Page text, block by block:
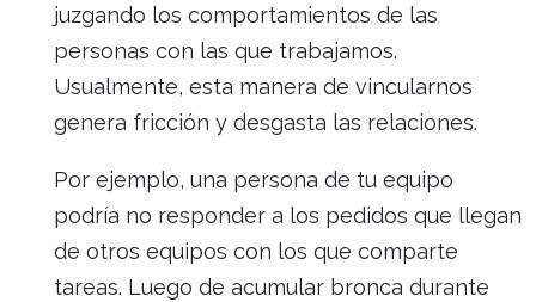
juzgando los comportamientos de las
personas con las que trabajamos.
Usualmente, esta manera de vincularnos
genera fricción y desgasta las relaciones.
Por ejemplo, una persona de tu equipo
podría no responder a los pedidos que llegan
de otros equipos con los que comparte
tareas. Luego de acumular bronca durante